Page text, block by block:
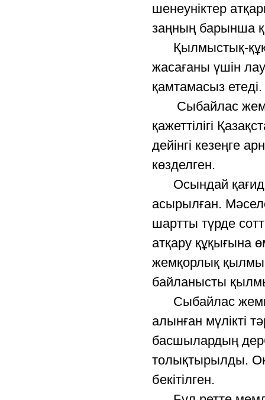
шенеуніктер
заңның барынша
Қылмыстық-
жасағаны үшін
қамтамасыз етеді.
Сыбайлас
қажеттілігі
дейінгі кезеңге
көзделген.
Осындай
асырылған.
шартты түрде
атқару құқығына
жемқорлық
байланысты
Сыбайлас
алынған мүлікті
басшылардың
толықтырылды.
бекітілген.